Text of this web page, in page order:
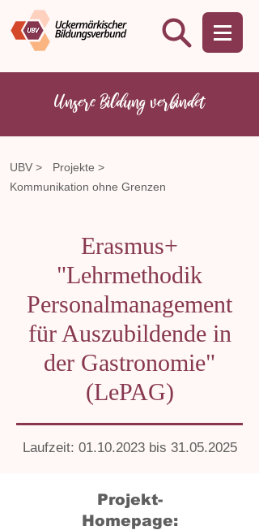
Unsere Bildung verbindet
UBV >
Projekte >
Kommunikation ohne Grenzen
Erasmus+
"Lehrmethodik
Personalmanagement
für Auszubildende in
der Gastronomie"
(LePAG)
Laufzeit: 01.10.2023bis 31.05.2025
Projekt-
Homepage: